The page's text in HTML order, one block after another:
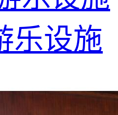
乐设施